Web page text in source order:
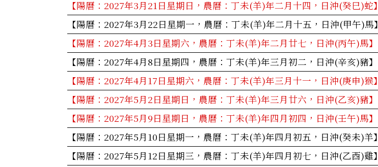
【陽曆：2027年3月21日星期日，農曆：丁未(羊)年二月十四，日沖(癸巳)蛇】
【陽曆：2027年3月22日星期一，農曆：丁未(羊)年二月十五，日沖(甲午)馬】
【陽曆：2027年4月3日星期六，農曆：丁未(羊)年二月廿七，日沖(丙午)馬】
【陽曆：2027年4月8日星期四，農曆：丁未(羊)年三月初二，日沖(辛亥)豬】
【陽曆：2027年4月17日星期六，農曆：丁未(羊)年三月十一，日沖(庚申)猴】
【陽曆：2027年5月2日星期日，農曆：丁未(羊)年三月廿六，日沖(乙亥)豬】
【陽曆：2027年5月9日星期日，農曆：丁未(羊)年四月初四，日沖(壬午)馬】
【陽曆：2027年5月10日星期一，農曆：丁未(羊)年四月初五，日沖(癸未)羊】
【陽曆：2027年5月12日星期三，農曆：丁未(羊)年四月初七，日沖(乙酉)雞】